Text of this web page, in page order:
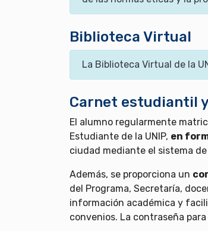
Biblioteca Virtual
La Biblioteca Virtual de la
Carnet estudiantil
El alumno regularmente
Estudiante de la UNIP, en
ciudad mediante el sistema
Además, se proporciona un
del Programa, Secretaría,
información académica y
convenios. La contraseña